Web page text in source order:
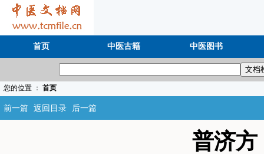
首页 中医古籍 中医图书
您的位置 ： 首页
前一篇 返回目录 后一篇
普济方